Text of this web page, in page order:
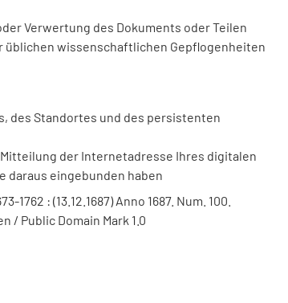
Verwertung des Dokuments oder Teilen
üblichen wissenschaftlichen Gepflogenheiten
des Standortes und des persistenten
der Internetadresse Ihres digitalen
daraus eingebunden haben
1762 : (13.12.1687) Anno 1687. Num. 100.
/ Public Domain Mark 1.0